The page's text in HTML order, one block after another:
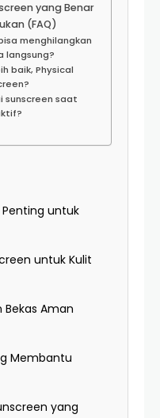
yang Benar
(FAQ)
menghilangkan
langsung?
baik, Physical
sunscreen saat
untuk
untuk Kulit
Bekas Aman
Membantu
yang